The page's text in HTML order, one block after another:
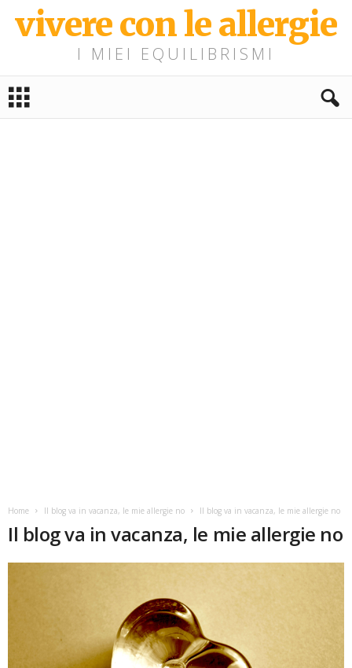
vivere con le allergie
I MIEI EQUILIBRISMI
Home Il blog va in vacanza, le mie allergie no Il blog va in vacanza, le mie allergie no
Il blog va in vacanza, le mie allergie no